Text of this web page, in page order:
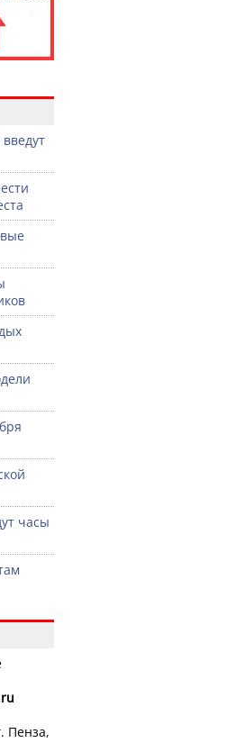
часы
Пенза,